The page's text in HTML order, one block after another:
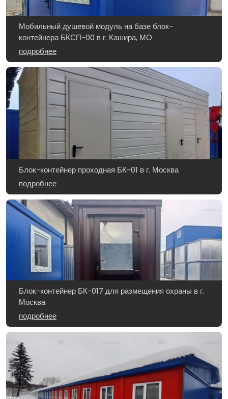
Мобильный душевой модуль на базе блок-
контейнера БКСП-00 в г. Кашира, МО
подробнее
Блок-контейнер проходная БК-01 в г. Москва
подробнее
Блок-контейнер БК-017 для размещения охраны в г.
Москва
подробнее